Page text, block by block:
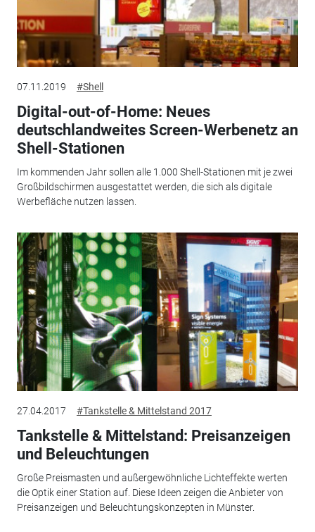
07.11.2019 #Shell
Digital-out-of-Home: Neues
deutschlandweites Screen-Werbenetz an
Shell-Stationen
Im kommenden Jahr sollen alle 1.000 Shell-Stationen mit je zwei
Großbildschirmen ausgestattet werden, die sich als digitale
Werbefläche nutzen lassen.
27.04.2017 #Tankstelle & Mittelstand 2017
Tankstelle & Mittelstand: Preisanzeigen
und Beleuchtungen
Große Preismasten und außergewöhnliche Lichteffekte werten
die Optik einer Station auf. Diese Ideen zeigen die Anbieter von
Preisanzeigen und Beleuchtungskonzepten in Münster.